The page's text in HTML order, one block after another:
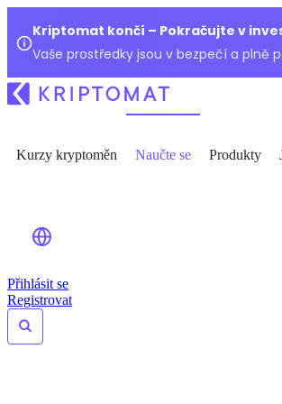
Kriptomat končí – Pokračujte v
Vaše prostředky jsou v bezpečí a plně
Kurzy kryptoměn Naučte se Produkty
Přihlásit se
Registrovat